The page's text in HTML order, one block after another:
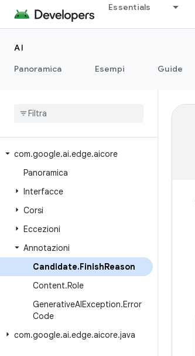
Essentials
AI
Panoramica
Esempi Guide
com.google.ai.edge.aicore
Panoramica
Interfacce
Corsi
Eccezioni
Annotazioni
Candidate.FinishReason
Content.Role
GenerativeAIException.Error
Code
com.google.ai.edge.aicore.java